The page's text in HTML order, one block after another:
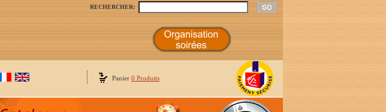
RECHERCHER:
Panier 0 Produits